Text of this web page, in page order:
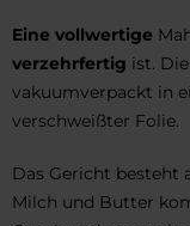
Eine vollwertige
verzehrfertig ist. Die
vakuumverpackt in
verschweißter Folie.
Das Gericht besteht
Milch und Butter